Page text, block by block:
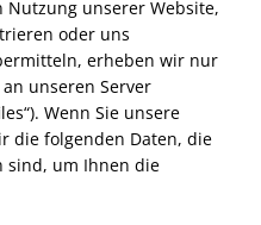
unserer Website,
oder uns
erheben wir nur
unseren Server
Wenn Sie unsere
die folgenden Daten, die
sind, um Ihnen die